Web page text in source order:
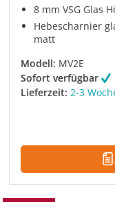
8 mm VSG Glas
Hebescharnier
matt
Modell: MV2E
Sofort verfügbar
Lieferzeit: 2-3